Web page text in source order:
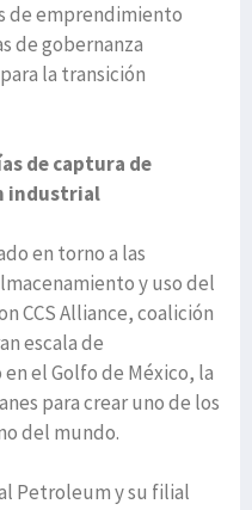
de emprendimiento
de gobernanza
la transición
de captura de
industrial
en torno a las
y uso del
CCS Alliance, coalición
escala de
el Golfo de México, la
para crear uno de los
del mundo.
Petroleum y su filial